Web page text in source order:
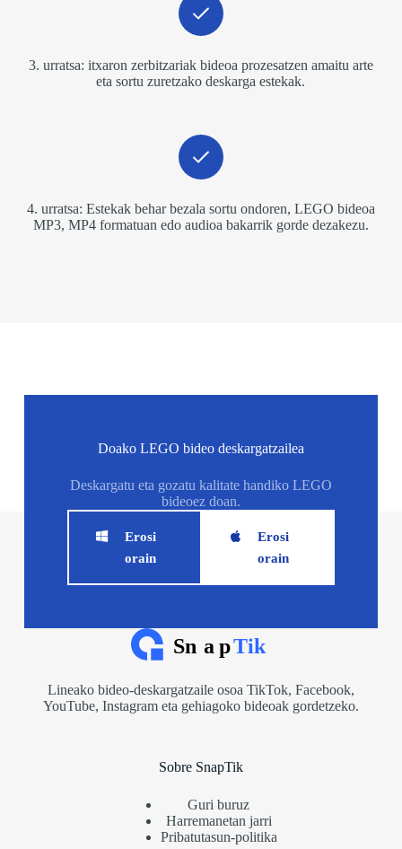
3. urratsa: itxaron zerbitzariak bideoa prozesatzen amaitu arte
eta sortu zuretzako deskarga estekak.
4. urratsa: Estekak behar bezala sortu ondoren, LEGO bideoa
MP3, MP4 formatuan edo audioa bakarrik gorde dezakezu.
Doako LEGO bideo deskargatzailea
Deskargatu eta gozatu kalitate handiko LEGO
bideoez doan.
Erosi
orain
Erosi
orain
Lineako bideo-deskargatzaile osoa TikTok, Facebook,
YouTube, Instagram eta gehiagoko bideoak gordetzeko.
Sobre SnapTik
Guri buruz
Harremanetan jarri
Pribatutasun-politika